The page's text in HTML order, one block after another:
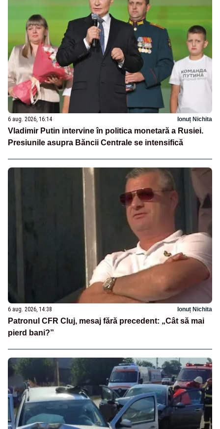
6 aug. 2026, 16:14 Ionuț Nichita
Vladimir Putin intervine în politica monetară a Rusiei.
Presiunile asupra Băncii Centrale se intensifică
6 aug. 2026, 14:38 Ionuț Nichita
Patronul CFR Cluj, mesaj fără precedent: „Cât să mai
pierd bani?”